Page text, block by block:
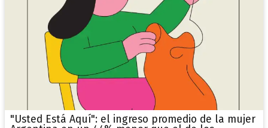
"Usted Está Aquí": el ingreso promedio de la mujer